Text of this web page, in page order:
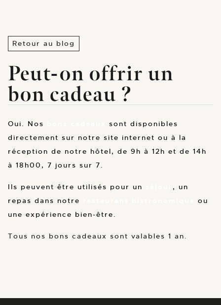
Retour au blog
Peut-on offrir un
bon cadeau ?
Oui. Nos
sont disponibles
directement sur notre site internet ou à la
réception de notre hôtel, de 9h à 12h et de 14h
à 18h00, 7 jours sur 7.
Ils peuvent être utilisés pour un
, un
repas dans notre
ou
une expérience bien-être.
Tous nos bons cadeaux sont valables 1 an.